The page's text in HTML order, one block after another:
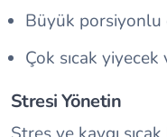
Büyük
Çok sıcak
Stresi Yönetin